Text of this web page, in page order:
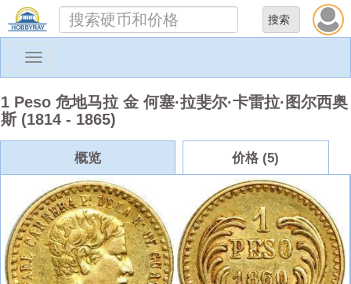
Toggle
1 Peso 危地马拉 金 何塞·拉斐尔·卡雷拉·图尔西奥
斯 (1814 - 1865)
概览 价格 (5)